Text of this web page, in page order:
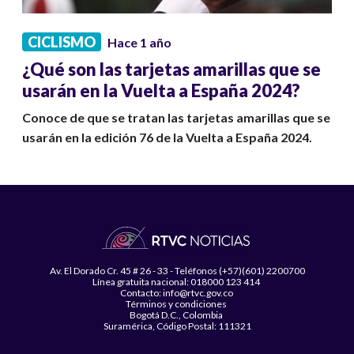
CICLISMO Hace 1 año
¿Qué son las tarjetas amarillas que se
usarán en la Vuelta a España 2024?
Conoce de que se tratan las tarjetas amarillas que se
usarán en la edición 76 de la Vuelta a España 2024.
Av. El Dorado Cr. 45 # 26 - 33 - Teléfonos (+57)(601) 2200700
Línea gratuita nacional: 018000 123 414
Contacto: info@rtvc.gov.co
Términos y condiciones
Bogotá D.C., Colombia
Suramérica, Código Postal: 111321